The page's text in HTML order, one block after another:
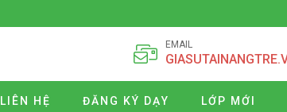
EMAIL
LIÊN HỆ ĐĂNG KÝ DẠY LỚP MỚI